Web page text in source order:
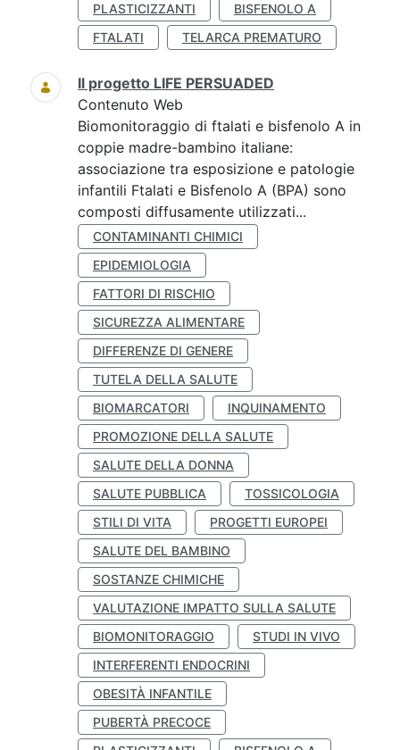
PLASTICIZZANTI
BISFENOLO A
FTALATI
TELARCA PREMATURO
Il progetto LIFE PERSUADED
Contenuto Web
Biomonitoraggio di ftalati e bisfenolo A in
coppie madre-bambino italiane:
associazione tra esposizione e patologie
infantili Ftalati e Bisfenolo A (BPA) sono
composti diffusamente utilizzati...
CONTAMINANTI CHIMICI
EPIDEMIOLOGIA
FATTORI DI RISCHIO
SICUREZZA ALIMENTARE
DIFFERENZE DI GENERE
TUTELA DELLA SALUTE
BIOMARCATORI
INQUINAMENTO
PROMOZIONE DELLA SALUTE
SALUTE DELLA DONNA
SALUTE PUBBLICA
TOSSICOLOGIA
STILI DI VITA
PROGETTI EUROPEI
SALUTE DEL BAMBINO
SOSTANZE CHIMICHE
VALUTAZIONE IMPATTO SULLA SALUTE
BIOMONITORAGGIO
STUDI IN VIVO
INTERFERENTI ENDOCRINI
OBESITÀ INFANTILE
PUBERTÀ PRECOCE